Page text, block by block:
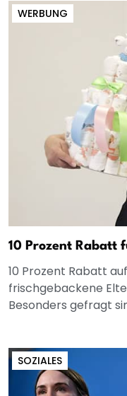
WERBUNG
10 Prozent Rabatt
10 Prozent Rabatt
frischgebackene
Besonders gefragt
SOZIALES